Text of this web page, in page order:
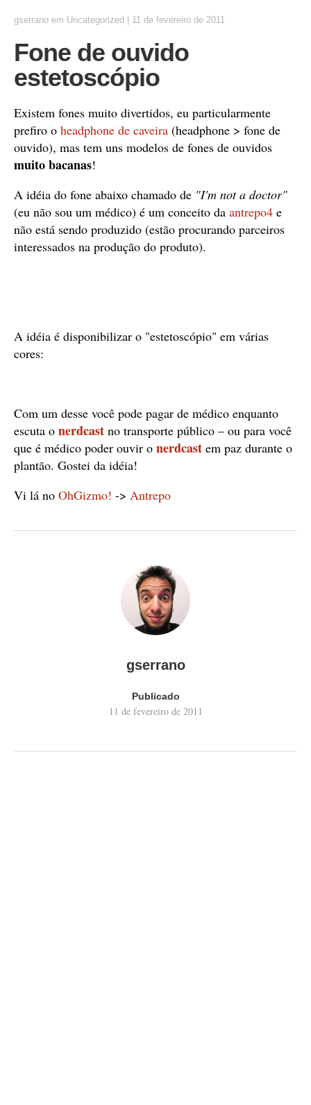
gserrano em Uncategorized 11 de fevereiro de 2011
Fone de ouvido
estetoscópio
Existem fones muito divertidos, eu particularmente
prefiro o headphone de caveira (headphone > fone de
ouvido), mas tem uns modelos de fones de ouvidos
muito bacanas!
A idéia do fone abaixo chamado de "I'm not a doctor"
(eu não sou um médico) é um conceito da antrepo4 e
não está sendo produzido (estão procurando parceiros
interessados na produção do produto).
A idéia é disponibilizar o "estetoscópio" em várias
cores:
Com um desse você pode pagar de médico enquanto
escuta o nerdcast no transporte público – ou para você
que é médico poder ouvir o nerdcast em paz durante o
plantão. Gostei da idéia!
Vi lá no OhGizmo! -> Antrepo
gserrano
Publicado
11 de fevereiro de 2011